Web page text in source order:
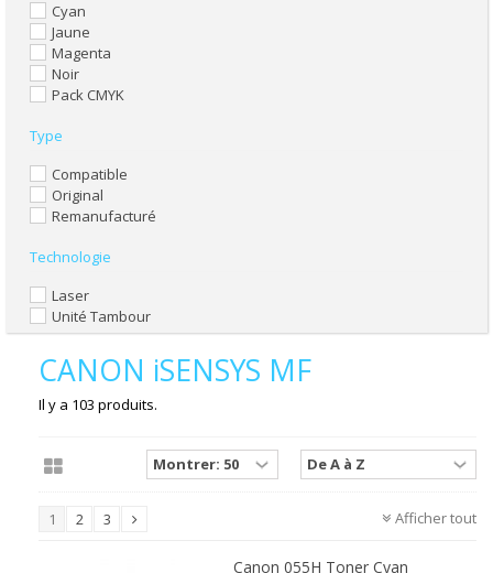
Cyan
Jaune
Magenta
Noir
Pack CMYK
Type
Compatible
Original
Remanufacturé
Technologie
Laser
Unité Tambour
CANON iSENSYS MF
Il y a 103 produits.
Afficher tout
1 2 3
Canon 055H Toner Cyan